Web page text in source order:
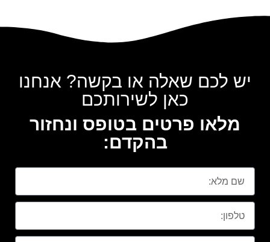
יש לכם שאלה או בקשה? אנחנו
כאן לשירותכם
מלאו פרטים בטופס ונחזור
בהקדם: